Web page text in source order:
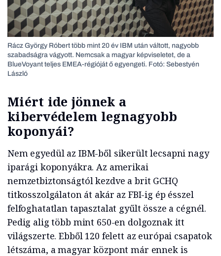
Rácz György Róbert több mint 20 év IBM után váltott, nagyobb
szabadságra vágyott. Nemcsak a magyar képviseletet, de a
BlueVoyant teljes EMEA-régióját ő egyengeti. Fotó: Sebestyén
László
Miért ide jönnek a
kibervédelem legnagyobb
koponyái?
Nem egyedül az IBM-ből sikerült lecsapni nagy
iparági koponyákra. Az amerikai
nemzetbiztonságtól kezdve a brit GCHQ
titkosszolgálaton át akár az FBI-ig ép ésszel
felfoghatatlan tapasztalat gyűlt össze a cégnél.
Pedig alig több mint 650-en dolgoznak itt
világszerte. Ebből 120 felett az európai csapatok
létszáma, a magyar központ már ennek is